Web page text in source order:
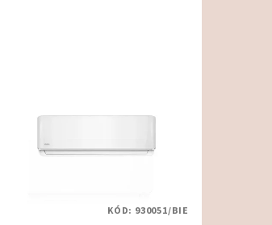
KÓD: 930051/BIE